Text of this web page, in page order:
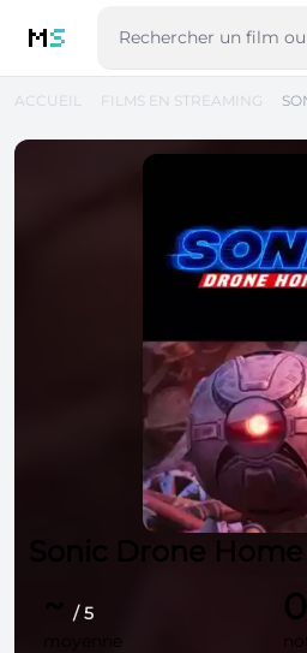
MS
ACCUEIL FILMS EN STREAMING
Sonic Drone Home
/ 5
moyenne
0